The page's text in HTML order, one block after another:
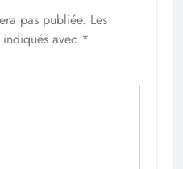
pas publiée. Les
avec *